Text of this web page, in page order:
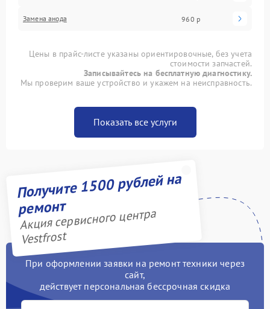
Замена анода 960 р
Цены в прайс-листе указаны ориентировочные, без учета
стоимости запчастей.
Записывайтесь на бесплатную диагностику.
Мы проверим ваше устройство и укажем на неисправность.
Показать все услуги
Получите 1500 рублей на
ремонт
Акция сервисного центра
Vestfrost
При оформлении заявки на ремонт техники через
сайт,
действует персональная бессрочная скидка